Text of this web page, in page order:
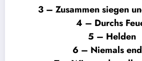
3 – Zusammen siegen
4 – Durchs
5 – Helden
6 – Niemals